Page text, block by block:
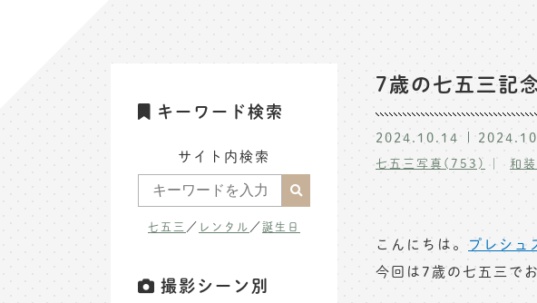
7歳の七五三記
2024.10.14
七五三写真(753) 和
こんにちは。 プレシュ
今回は7歳の七五三で
キーワード検索
サイト内検索
七五三 ／ レンタル ／誕生日
撮影シーン別